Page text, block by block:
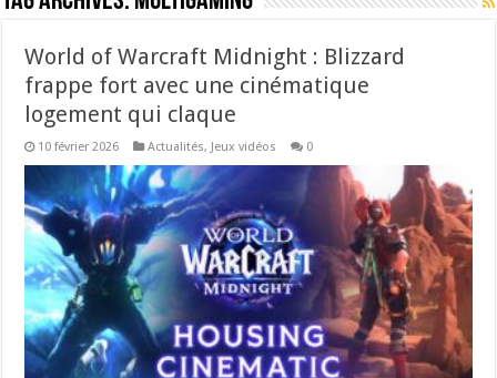
World of Warcraft Midnight : Blizzard
frappe fort avec une cinématique
logement qui claque
10 février 2026 Actualités, Jeux vidéos 0